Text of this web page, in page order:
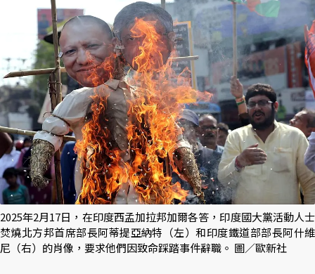
2025年2月17日，在印度西孟加拉邦加爾各答，印度國大黨活動人士
焚燒北方邦首席部長阿蒂提亞納特（左）和印度鐵道部部長阿什維
尼（右）的肖像，要求他們因致命踩踏事件辭職。 圖／歐新社